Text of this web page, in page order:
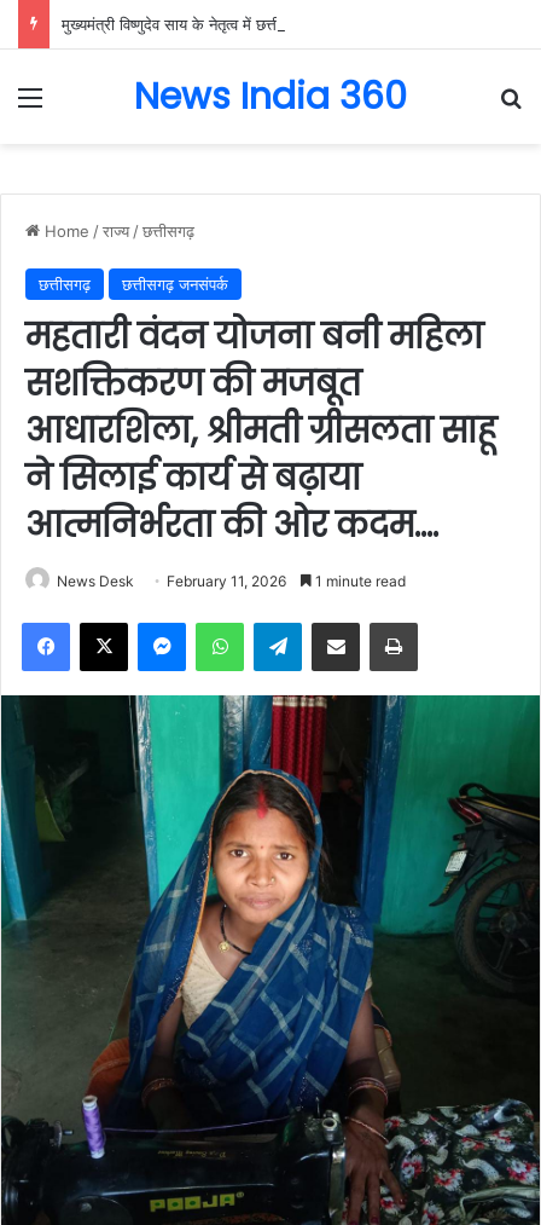
Menu News India 360
Home /राज्य /छत्तीसगढ़
छत्तीसगढ़ छत्तीसगढ़ जनसंपर्क
महतारी वंदन योजना बनी महिला
सशक्तिकरण की मजबूत
आधारशिला, श्रीमती ग्रीसलता साहू
ने सिलाई कार्य से बढ़ाया
आत्मनिर्भरता की ओर कदम….
News Desk February 11, 2026 1 minute read
Facebook
X MessengerWhatsAppTelegramShare via Email Print